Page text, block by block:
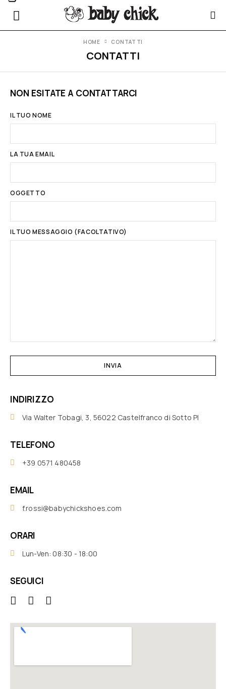
CONTATTI
HOME CONTATTI
NON ESITATE A CONTATTARCI
IL TUO NOME
LA TUA EMAIL
OGGETTO
IL TUO MESSAGGIO (FACOLTATIVO)
INDIRIZZO
Via Walter Tobagi, 3, 56022 Castelfranco di Sotto PI
TELEFONO
+39 0571 480458
EMAIL
f.rossi@babychickshoes.com
ORARI
Lun-Ven: 08:30 - 18:00
SEGUICI